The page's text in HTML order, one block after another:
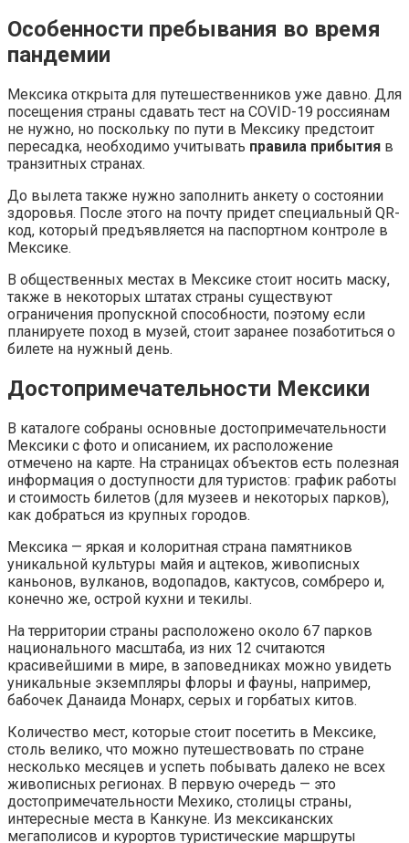
Особенности пребывания во время
пандемии
Мексика открыта для путешественников уже давно. Для
посещения страны сдавать тест на COVID-19 россиянам
не нужно, но поскольку по пути в Мексику предстоит
пересадка, необходимо учитывать правила прибытия в
транзитных странах.
До вылета также нужно заполнить анкету о состоянии
здоровья. После этого на почту придет специальный QR-
код, который предъявляется на паспортном контроле в
Мексике.
В общественных местах в Мексике стоит носить маску,
также в некоторых штатах страны существуют
ограничения пропускной способности, поэтому если
планируете поход в музей, стоит заранее позаботиться о
билете на нужный день.
Достопримечательности Мексики
В каталоге собраны основные достопримечательности
Мексики с фото и описанием, их расположение
отмечено на карте. На страницах объектов есть полезная
информация о доступности для туристов: график работы
и стоимость билетов (для музеев и некоторых парков),
как добраться из крупных городов.
Мексика — яркая и колоритная страна памятников
уникальной культуры майя и ацтеков, живописных
каньонов, вулканов, водопадов, кактусов, сомбреро и,
конечно же, острой кухни и текилы.
На территории страны расположено около 67 парков
национального масштаба, из них 12 считаются
красивейшими в мире, в заповедниках можно увидеть
уникальные экземпляры флоры и фауны, например,
бабочек Данаида Монарх, серых и горбатых китов.
Количество мест, которые стоит посетить в Мексике,
столь велико, что можно путешествовать по стране
несколько месяцев и успеть побывать далеко не всех
живописных регионах. В первую очередь — это
достопримечательности Мехико, столицы страны,
интересные места в Канкуне. Из мексиканских
мегаполисов и курортов туристические маршруты